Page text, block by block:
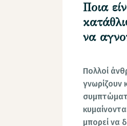
Ποια
να
Πολλοί
γνωρίζουν
μπορεί να